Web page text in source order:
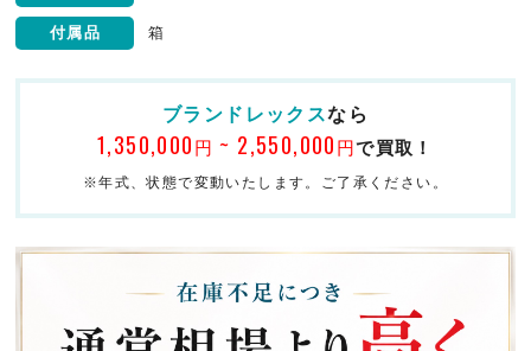
付属品 箱
ブランドレックスなら
1,350,000 円 ~ 2,550,000 円で買取！
※年式、状態で変動いたします。ご了承ください。